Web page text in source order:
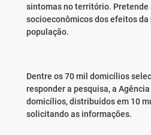
sintomas no território. Pretende
socioeconômicos dos efeitos da
população.
Dentre os 70 mil domicílios
responder a pesquisa, a
domicílios, distribuídos em 10
solicitando as informações.